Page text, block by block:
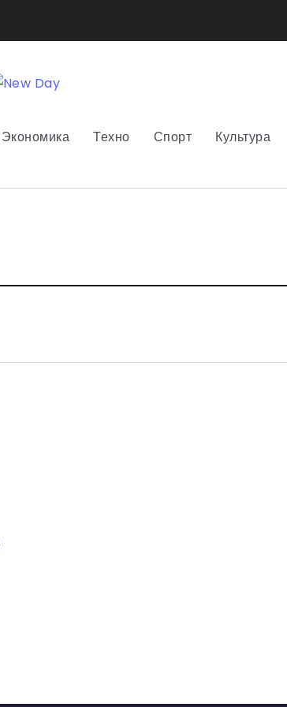
Экономика Техно Спорт Культура